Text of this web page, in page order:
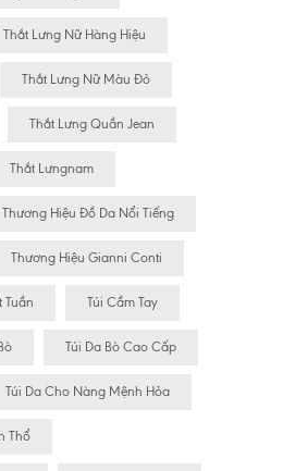
Thắt Lưng Nữ Hàng Hiệu
Thắt Lưng Nữ Màu Đỏ
Thắt Lưng Quần Jean
Thắt Lưngnam
Thương Hiệu Đồ Da Nổi Tiếng
Thương Hiệu Gianni Conti
Tuần Túi Cầm Tay
Túi Da Bò Cao Cấp
Túi Da Cho Nàng Mệnh Hỏa
Thổ